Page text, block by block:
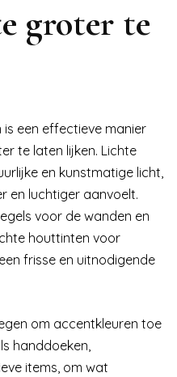
groter te
is een effectieve manier
te laten lijken. Lichte
en kunstmatige licht,
en luchtiger aanvoelt.
voor de wanden en
houttinten voor
frisse en uitnodigende
om accentkleuren toe
handdoeken,
items, om wat